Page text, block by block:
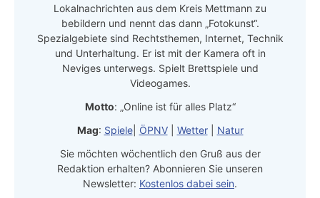
Lokalnachrichten aus dem Kreis Mettmann zu
bebildern und nennt das dann „Fotokunst“.
Spezialgebiete sind Rechtsthemen, Internet, Technik
und Unterhaltung. Er ist mit der Kamera oft in
Neviges unterwegs. Spielt Brettspiele und
Videogames.
Motto: „Online ist für alles Platz“
Mag: Spiele| ÖPNV| Wetter| Natur
Sie möchten wöchentlich den Gruß aus der
Redaktion erhalten? Abonnieren Sie unseren
Newsletter: Kostenlos dabei sein.